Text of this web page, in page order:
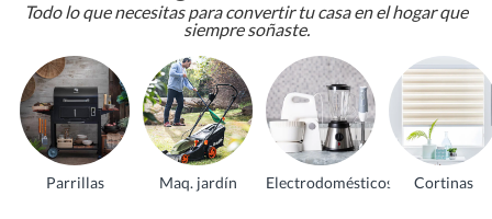
Todo lo que necesitas para convertir tu casa en el hogar que
siempre soñaste.
Parrillas Maq. jardín Electrodomésticos Cortinas